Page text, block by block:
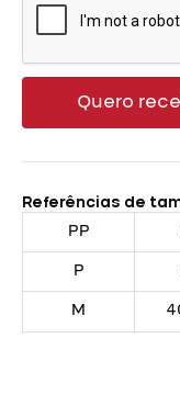
Quero
Referências de
PP
P
M